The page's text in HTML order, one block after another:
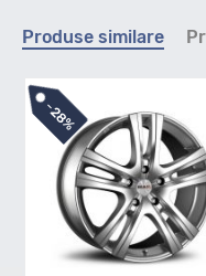
Produse similare
-28%